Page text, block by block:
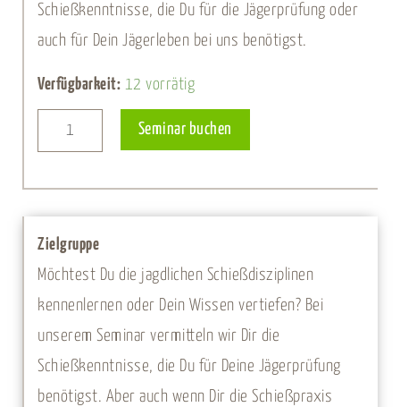
Schießkenntnisse, die Du für die Jägerprüfung oder
auch für Dein Jägerleben bei uns benötigst.
Verfügbarkeit: 12 vorrätig
Schießseminar
für
Oktober
2026
Menge
Seminar buchen
Zielgruppe
Möchtest Du die jagdlichen Schießdisziplinen
kennenlernen oder Dein Wissen vertiefen? Bei
unserem Seminar vermitteln wir Dir die
Schießkenntnisse, die Du für Deine Jägerprüfung
benötigst. Aber auch wenn Dir die Schießpraxis